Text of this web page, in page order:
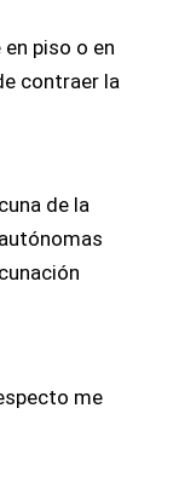
piso o en
contraer la
de la
me